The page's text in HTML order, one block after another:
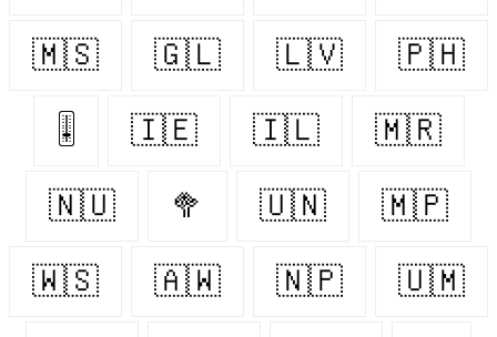
🇲🇸 🇬🇱 🇱🇻 🇵🇭
🎚 🇮🇪 🇮🇱 🇲🇷
🇳🇺 🥦 🇺🇳 🇲🇵
🇼🇸 🇦🇼 🇳🇵 🇺🇲